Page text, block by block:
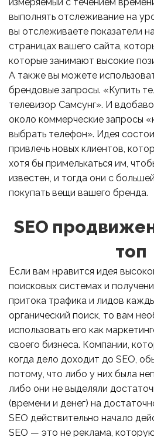
выполнять отслеживание на
вы отслеживаете показатели
страницах вашего сайта,
которые занимают высокие
А также вы можете
брендовые запросы. «Купить
телевизор Самсунг». И
около коммерческие запросы
выбрать телефон». Идея
привлечь новых клиентов,
хотя бы примелькаться им,
известен, и тогда они с
покупать вещи вашего бренда.
SEO
топ
Если вам нравится идея
поисковых системах и
притока трафика и лидов
органический поиск, то вам
использовать его как
своего бизнеса. Компании,
когда дело доходит до SEO,
потому, что либо у них была
либо они не выделяли
(времени и денег) на
SEO действительно начало
SEO — это не реклама,